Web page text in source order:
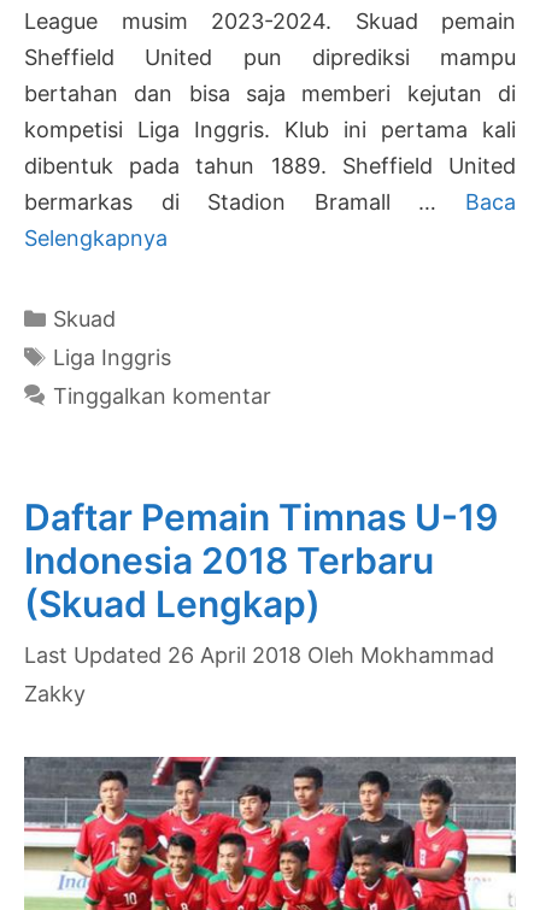
League musim 2023-2024. Skuad pemain
Sheffield United pun diprediksi mampu
bertahan dan bisa saja memberi kejutan di
kompetisi Liga Inggris. Klub ini pertama kali
dibentuk pada tahun 1889. Sheffield United
bermarkas di Stadion Bramall … Baca
Selengkapnya
2023-
Lengkap)
Kategori
Skuad
Tag
Liga Inggris
Tinggalkan komentar
Daftar Pemain Timnas U-19
Indonesia 2018 Terbaru
(Skuad Lengkap)
26 April 2018 Oleh Mokhammad
Zakky